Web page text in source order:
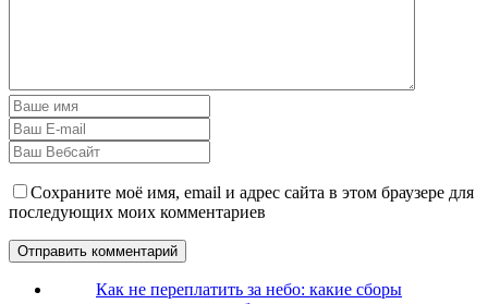
Сохраните моё имя, email и адрес сайта в этом браузере для
последующих моих комментариев
Как не переплатить за небо: какие сборы